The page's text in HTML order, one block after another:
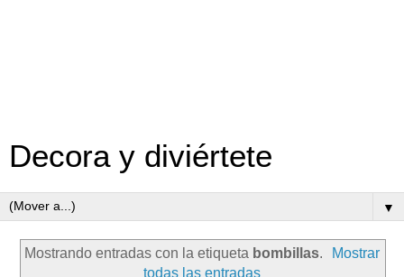
Decora y diviértete
▼
Mostrando entradas con la etiqueta bombillas.
Mostrar
todas las entradas